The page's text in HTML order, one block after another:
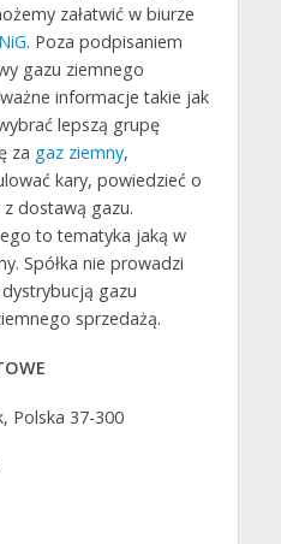
załatwić w biurze
. Poza podpisaniem
gazu ziemnego
informacje takie jak
lepszą grupę
za gaz ziemny,
kary, powiedzieć o
dostawą gazu.
to tematyka jaką w
Spółka nie prowadzi
gazu
sprzedażą.
Polska 37-300